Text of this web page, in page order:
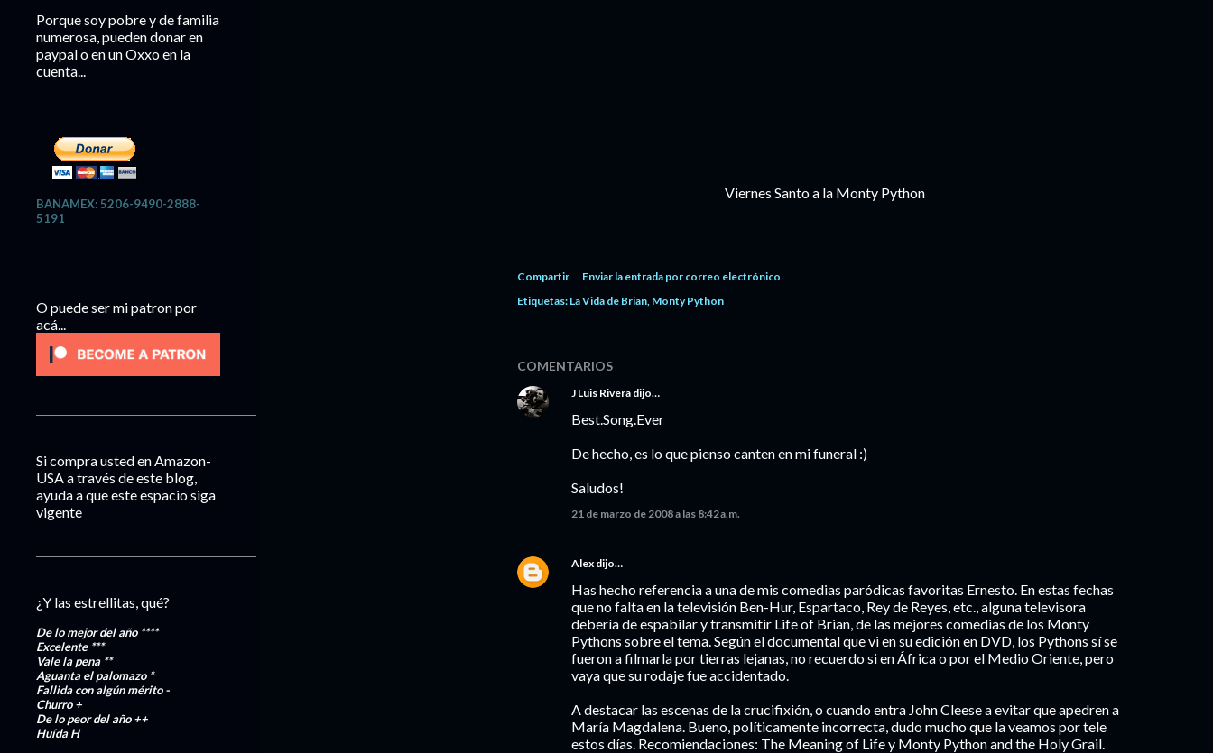
Viernes Santo a la Monty Python
Compartir
Enviar la entrada por correo electrónico
Etiquetas: La Vida de Brian Monty Python
COMENTARIOS
J Luis Rivera dijo…
Best.Song.Ever
De hecho, es lo que pienso canten en mi funeral :)
Saludos!
21 de marzo de 2008 a las 8:42 a.m.
Alex dijo…
Has hecho referencia a una de mis comedias paródicas favoritas Ernesto. En estas fechas
que no falta en la televisión Ben-Hur, Espartaco, Rey de Reyes, etc., alguna televisora
debería de espabilar y transmitir Life of Brian, de las mejores comedias de los Monty
Pythons sobre el tema. Según el documental que vi en su edición en DVD, los Pythons sí se
fueron a filmarla por tierras lejanas, no recuerdo si en África o por el Medio Oriente, pero
vaya que su rodaje fue accidentado.
A destacar las escenas de la crucifixión, o cuando entra John Cleese a evitar que apedren a
María Magdalena. Bueno, políticamente incorrecta, dudo mucho que la veamos por tele
estos días. Recomiendaciones: The Meaning of Life y Monty Python and the Holy Grail.
Porque soy pobre y de familia
numerosa, pueden donar en
paypal o en un Oxxo en la
cuenta...
BANAMEX: 5206-9490-2888-
5191
O puede ser mi patron por
acá...
Si compra usted en Amazon-
USA a través de este blog,
ayuda a que este espacio siga
vigente
¿Y las estrellitas, qué?
De lo mejor del año ****
Excelente***
Vale la pena **
Aguanta el palomazo *
Fallida con algún mérito-
Churro+
De lo peor del año++
HuídaH